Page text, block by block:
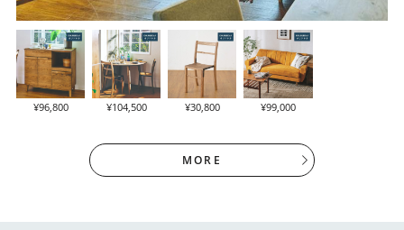
¥96,800 ¥104,500 ¥30,800 ¥99,000
MORE